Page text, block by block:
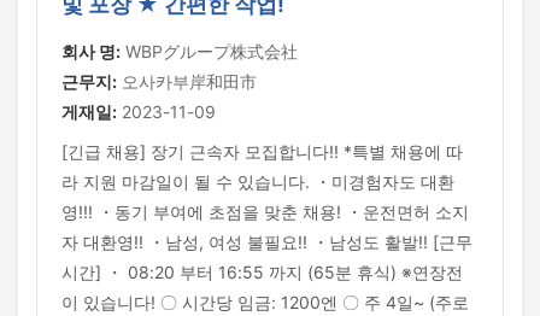
회사 명: WBPグループ株式会社
근무지: 오사카부岸和田市
게재일: 2023-11-09
[긴급 채용] 장기 근속자 모집합니다!! *특별 채용에 따
라 지원 마감일이 될 수 있습니다. ・미경험자도 대환
영!!! ・동기 부여에 초점을 맞춘 채용! ・운전면허 소지
자 대환영!! ・남성, 여성 불필요!! ・남성도 활발!! [근무
시간] ・ 08:20 부터 16:55 까지 (65분 휴식) ※연장전
이 있습니다! 〇 시간당 임금: 1200엔 〇 주 4일~ (주로